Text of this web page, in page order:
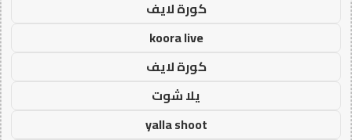
كورة لايف
koora live
كورة لايف
يلا شوت
yalla shoot